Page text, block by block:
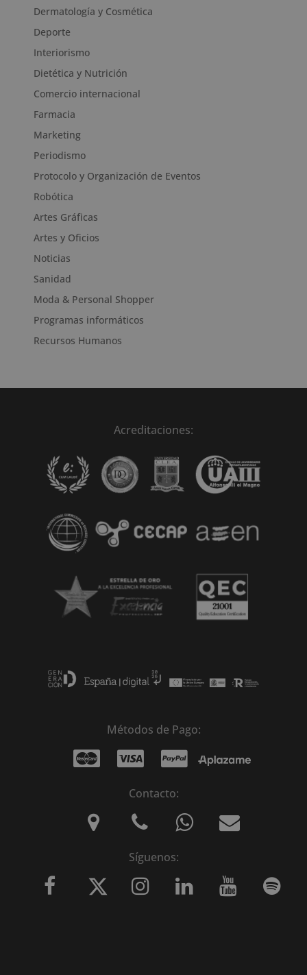
Dermatología y Cosmética
Deporte
Interiorismo
Dietética y Nutrición
Comercio internacional
Farmacia
Marketing
Periodismo
Protocolo y Organización de Eventos
Robótica
Artes Gráficas
Artes y Oficios
Noticias
Sanidad
Moda & Personal Shopper
Programas informáticos
Recursos Humanos
Acreditaciones:
Métodos de Pago:
Contacto:
Síguenos: